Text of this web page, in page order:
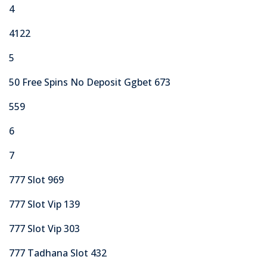
4
4122
5
50 Free Spins No Deposit Ggbet 673
559
6
7
777 Slot 969
777 Slot Vip 139
777 Slot Vip 303
777 Tadhana Slot 432